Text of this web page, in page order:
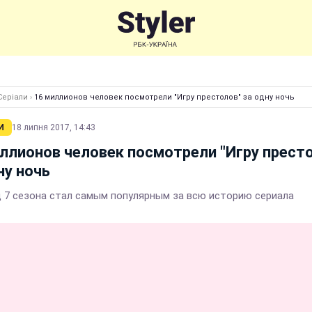
› 16 миллионов человек посмотрели "Игру престолов" за одну ночь
18 липня 2017, 14:43
человек посмотрели "Игру
ночь
7 сезона стал самым популярным за всю историю сериала